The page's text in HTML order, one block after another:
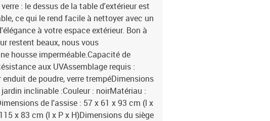
: le dessus de la table d'extérieur est
ce qui le rend facile à nettoyer avec un
à votre espace extérieur. Bon à
restent beaux, nous vous
housse imperméable.Capacité de
aux UVAssemblage requis :
de poudre, verre trempéDimensions
inclinable :Couleur : noirMatériau :
de l'assise : 57 x 61 x 93 cm (l x
x 83 cm (l x P x H)Dimensions du siège